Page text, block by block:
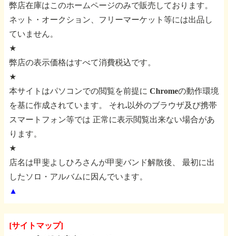
弊店在庫はこのホームページのみで販売しております。
ネット・オークション、フリーマーケット等には出品し
ていません。
★
弊店の表示価格はすべて消費税込です。
★
本サイトはパソコンでの閲覧を前提に Chromeの動作環境
を基に作成されています。
それ.以外のブラウザ及び携帯
スマートフォン等では 正常に表示閲覧出来ない場合があ
ります。
★
店名は甲斐よしひろさんが甲斐バンド解散後、
最初に出
したソロ・アルバムに因んでいます。
▲
[サイトマップ]